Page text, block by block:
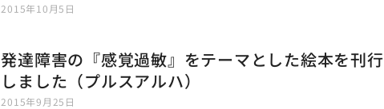
2015年10月5日
発達障害の『感覚過敏』をテーマとした絵本を刊行
しました（プルスアルハ）
2015年9月25日